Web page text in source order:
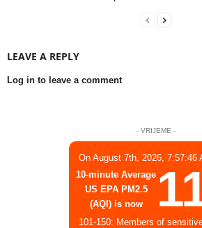
LEAVE A REPLY
Log in to leave a comment
- VRIJEME -
On August 7th, 2026, 7:57:46
10-minute Average
US EPA PM2.5
(AQI) is now
101-150: Members of